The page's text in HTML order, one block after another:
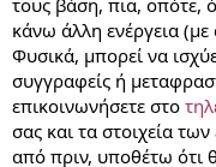
τους βάση, πια, οπότε,
κάνω άλλη ενέργεια
Φυσικά, μπορεί να
συγγραφείς ή
επικοινωνήσετε στο
σας και τα στοιχεία
από πριν, υποθέτω ότι